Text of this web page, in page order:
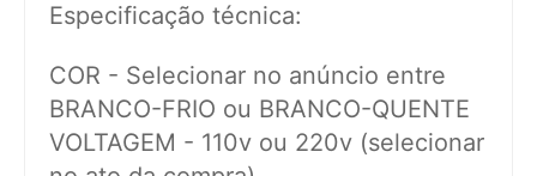
Especificação técnica:
COR - Selecionar no anúncio entre
BRANCO-FRIO ou BRANCO-QUENTE
VOLTAGEM - 110v ou 220v (selecionar